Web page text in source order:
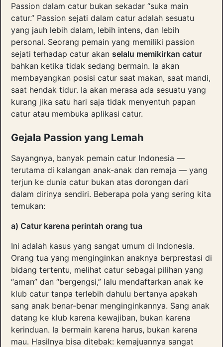
Passion dalam catur bukan sekadar “suka main
catur.” Passion sejati dalam catur adalah sesuatu
yang jauh lebih dalam, lebih intens, dan lebih
personal. Seorang pemain yang memiliki passion
sejati terhadap catur akan selalu memikirkan catur
bahkan ketika tidak sedang bermain. Ia akan
membayangkan posisi catur saat makan, saat mandi,
saat hendak tidur. Ia akan merasa ada sesuatu yang
kurang jika satu hari saja tidak menyentuh papan
catur atau membuka aplikasi catur.
Gejala Passion yang Lemah
Sayangnya, banyak pemain catur Indonesia —
terutama di kalangan anak-anak dan remaja — yang
terjun ke dunia catur bukan atas dorongan dari
dalam dirinya sendiri. Beberapa pola yang sering kita
temukan:
a) Catur karena perintah orang tua
Ini adalah kasus yang sangat umum di Indonesia.
Orang tua yang menginginkan anaknya berprestasi di
bidang tertentu, melihat catur sebagai pilihan yang
“aman” dan “bergengsi,” lalu mendaftarkan anak ke
klub catur tanpa terlebih dahulu bertanya apakah
sang anak benar-benar menginginkannya. Sang anak
datang ke klub karena kewajiban, bukan karena
kerinduan. Ia bermain karena harus, bukan karena
mau. Hasilnya bisa ditebak: kemajuannya sangat